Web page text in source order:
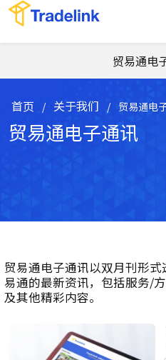
贸易通电
首页 / 关于我们 / 贸易通电
贸易通电子通讯
贸易通电子通讯以双月刊形
易通的最新资讯，包括服务/
及其他精彩内容。